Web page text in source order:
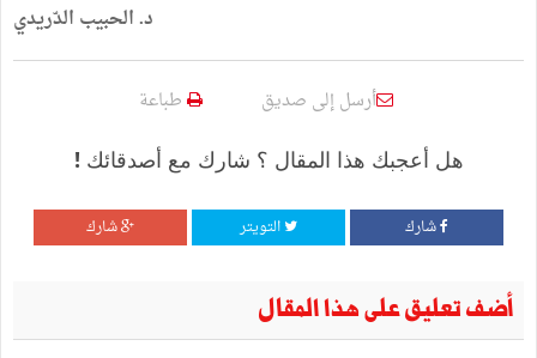
د. الحبيب الدّريدي
أرسل إلى صديق طباعة
هل أعجبك هذا المقال ؟ شارك مع أصدقائك !
شارك التويتر شارك
أضف تعليق على هذا المقال